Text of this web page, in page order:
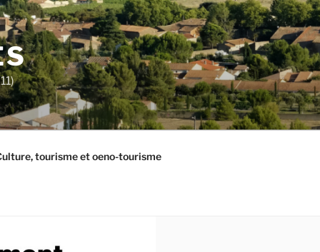
tourisme et oeno-tourisme